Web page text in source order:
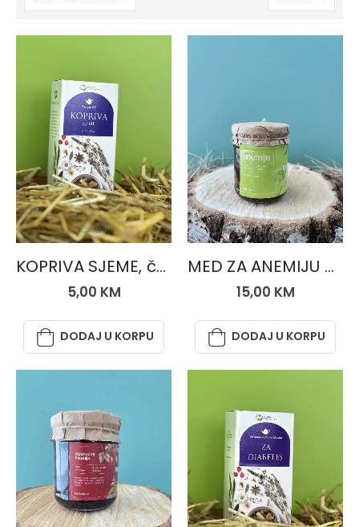
ČAJEVI
KOPRIVA SJEME, čaj 50 gr.
5,00 KM
DODAJ U KORPU
MED I MEDNE MJEŠAVINE
MED ZA ANEMIJU 250 gr.
15,00 KM
DODAJ U KORPU